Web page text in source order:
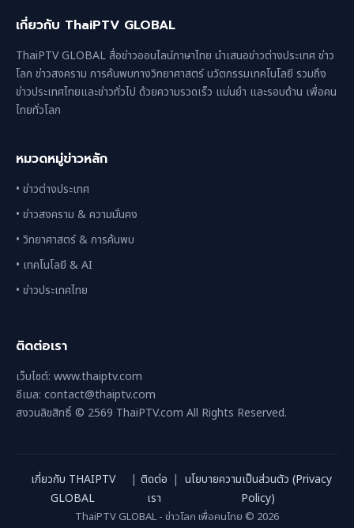
เกี่ยวกับ ThaiPTV GLOBAL
ThaiPTV GLOBAL สื่อข่าวออนไลน์ภาษาไทย นำเสนอข่าวต่างประเทศ ข่าว
โลก ข่าวสงคราม การค้นพบทางวิทยาศาสตร์ นวัตกรรมเทคโนโลยี รวมถึง
ข่าวประเทศไทยและข่าวทั่วไป ด้วยความรวดเร็ว แม่นยำ และรอบด้าน เพื่อคน
ไทยทั่วโลก
หมวดหมู่ข่าวหลัก
• ข่าวต่างประเทศ
• ข่าวสงคราม & ความมั่นคง
• วิทยาศาสตร์ & การค้นพบ
• เทคโนโลยี & AI
• ข่าวประเทศไทย
ติดต่อเรา
เว็บไซต์: www.thaiptv.com
อีเมล: contact@thaiptv.com
สงวนลิขสิทธิ์ © 2569 ThaiPTV.com All Rights Reserved.
เกี่ยวกับ THAIPTV
GLOBAL
| ติดต่อ
เรา
| นโยบายความเป็นส่วนตัว (Privacy
Policy)
ThaiPTV GLOBAL - ข่าวโลก เพื่อคนไทย © 2026